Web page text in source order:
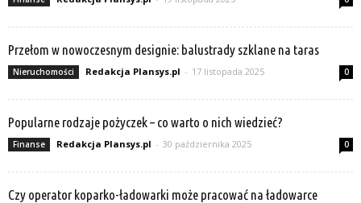
Przełom w nowoczesnym designie: balustrady szklane na taras
Nieruchomości Redakcja Plansys.pl - 17 listopada 2025 0
Popularne rodzaje pożyczek – co warto o nich wiedzieć?
Finanse Redakcja Plansys.pl - 30 października 2025 0
Czy operator koparko-ładowarki może pracować na ładowarce